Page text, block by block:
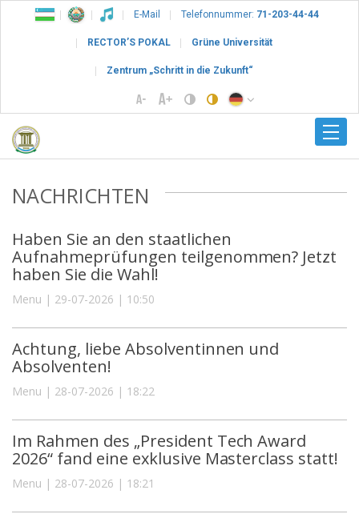
E-Mail Telefonnummer: 71-203-44-44
RECTOR’S POKAL Grüne Universität
Zentrum „Schritt in die Zukunft“
NACHRICHTEN
Haben Sie an den staatlichen
Aufnahmeprüfungen teilgenommen? Jetzt
haben Sie die Wahl!
Menu | 29-07-2026 | 10:50
Achtung, liebe Absolventinnen und
Absolventen!
Menu | 28-07-2026 | 18:22
Im Rahmen des „President Tech Award
2026“ fand eine exklusive Masterclass statt!
Menu | 28-07-2026 | 18:21